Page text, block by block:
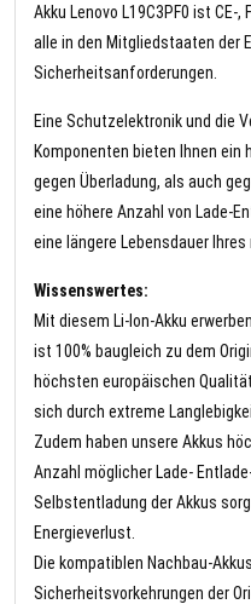
Akku Lenovo L19C3PF0 ist CE-
alle in den Mitgliedstaaten der
Sicherheitsanforderungen.
Eine Schutzelektronik und die
Komponenten bieten Ihnen ein
gegen Überladung, als auch
eine höhere Anzahl von Lade-
eine längere Lebensdauer Ihres
Wissenswertes:
Mit diesem Li-Ion-Akku
ist 100% baugleich zu dem
höchsten europäischen
sich durch extreme
Zudem haben unsere Akkus
Anzahl möglicher Lade-
Selbstentladung der Akkus
Energieverlust.
Die kompatiblen Nachbau-
Sicherheitsvorkehrungen der